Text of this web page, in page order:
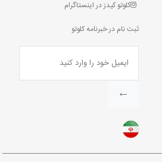
کلوتو کیدز در اینستاگرام
ثبت نام در خبرنامه کلوتو
←